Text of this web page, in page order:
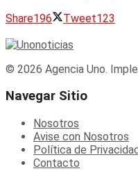
Share196 Tweet123
© 2026 Agencia Uno.
Navegar Sitio
Nosotros
Avise con Nosotros
Política de Privacidad
Contacto